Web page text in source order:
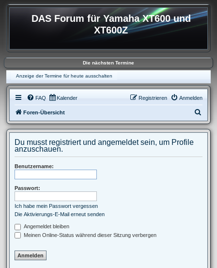
DAS Forum für Yamaha XT600 und
XT600Z
Die nächsten Termine
Anzeige der Termine für heute ausschalten
FAQ Kalender Anmelden
Registrieren
Foren-Übersicht
u
e
Du musst registriert und angemeldet sein, um Profile
anzuschauen.
Benutzername:
Passwort:
Ich habe mein Passwort vergessen
Die Aktivierungs-E-Mail erneut senden
Angemeldet bleiben
Meinen Online-Status während dieser Sitzung verbergen